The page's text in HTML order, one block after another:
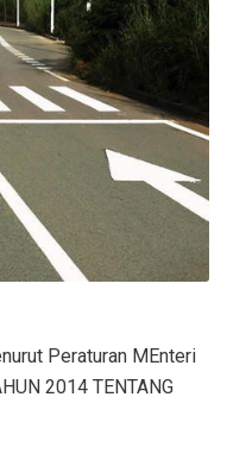
Peraturan MEnteri
2014 TENTANG